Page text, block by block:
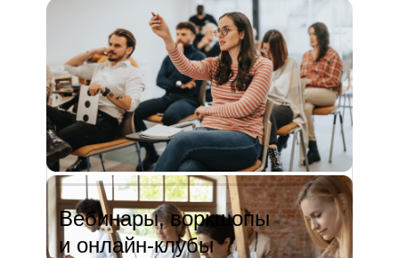
Вебинары, воркшопы
и онлайн-клубы
педагогический университет, пошла
преподавать в школу. Проработав в ней
5 лет, я поняла, что нужно двигать...
Читать полностью →